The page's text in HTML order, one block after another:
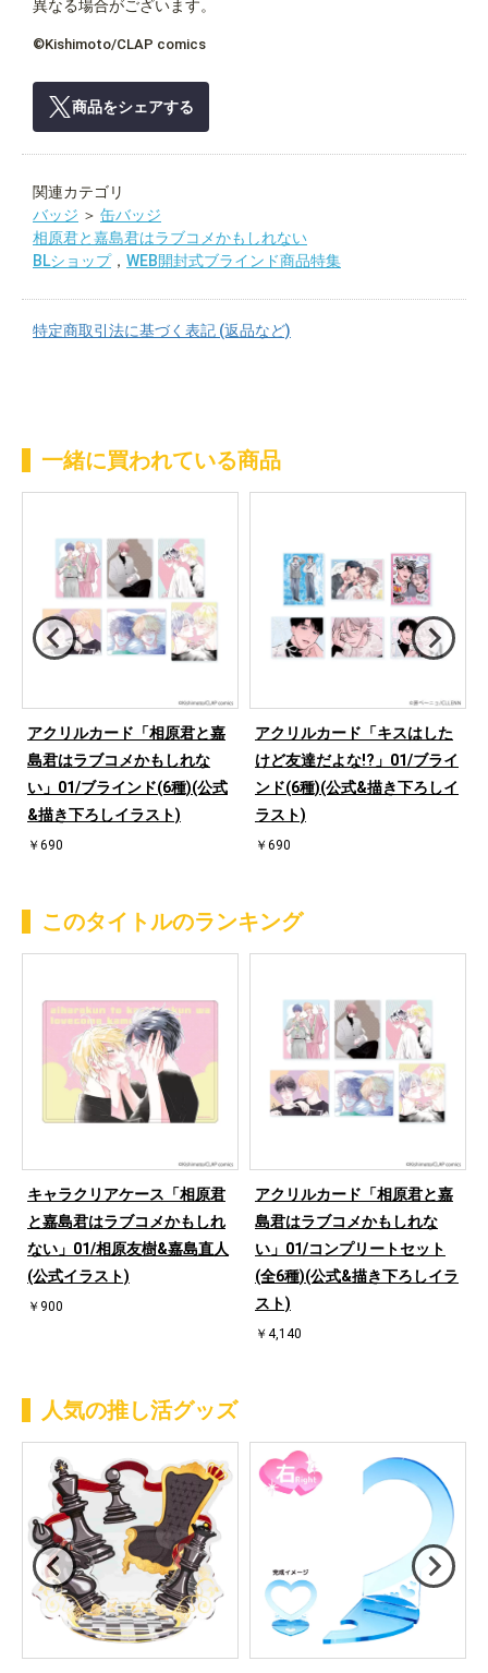
異なる場合がございます。
©Kishimoto/CLAP comics
商品をシェアする
関連カテゴリ
バッジ ＞ 缶バッジ
相原君と嘉島君はラブコメかもしれない
BLショップ， WEB開封式ブラインド商品特集
特定商取引法に基づく表記 (返品など)
一緒に買われている商品
アクリルカード「相原君と嘉
島君はラブコメかもしれな
い」01/ブラインド(6種)(公式
&描き下ろしイラスト)
￥690
アクリルカード「キスはした
けど友達だよな!?」01/ブライ
ンド(6種)(公式&描き下ろしイ
ラスト)
￥690
このタイトルのランキング
キャラクリアケース「相原君
と嘉島君はラブコメかもしれ
ない」01/相原友樹&嘉島直人
(公式イラスト)
￥900
アクリルカード「相原君と嘉
島君はラブコメかもしれな
い」01/コンプリートセット
(全6種)(公式&描き下ろしイラ
スト)
￥4,140
人気の推し活グッズ